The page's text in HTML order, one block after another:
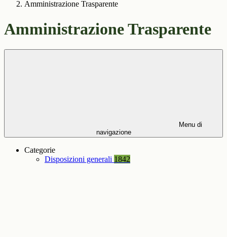
Amministrazione Trasparente
Amministrazione Trasparente
Menu di
navigazione
Categorie
Disposizioni generali 1842